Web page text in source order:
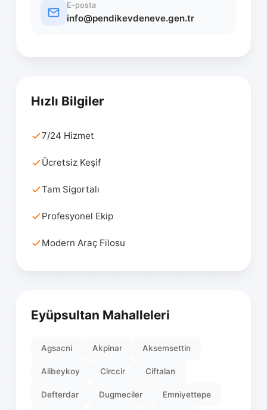
E-posta
info@pendikevdeneve.gen.tr
Hızlı Bilgiler
7/24 Hizmet
Ücretsiz Keşif
Tam Sigortalı
Profesyonel Ekip
Modern Araç Filosu
Eyüpsultan Mahalleleri
Agsacni Akpinar Aksemsettin
Alibeykoy Circcir Ciftalan
Defterdar Dugmeciler Emniyettepe